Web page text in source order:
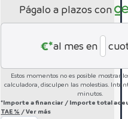
Págalo a plazos con
€*al mes en
Estos momentos no es posible mostrar
calculadora, disculpen las molestias.
minutos.
*Importe a financiar / Importe total
TAE % /Ver más